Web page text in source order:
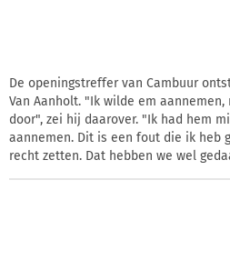
De openingstreffer van Cambuur
Van Aanholt. "Ik wilde em
door", zei hij daarover. "Ik had hem
aannemen. Dit is een fout die ik heb
recht zetten. Dat hebben we wel